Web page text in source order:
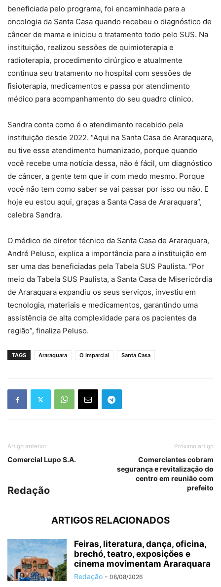
beneficiada pelo programa, foi encaminhada para a
oncologia da Santa Casa quando recebeu o diagnóstico de
câncer de mama e iniciou o tratamento todo pelo SUS. Na
instituição, realizou sessões de quimioterapia e
radioterapia, procedimento cirúrgico e atualmente
continua seu tratamento no hospital com sessões de
fisioterapia, medicamentos e passa por atendimento
médico para acompanhamento do seu quadro clínico.
Sandra conta como é o atendimento recebido pela
instituição desde 2022. “Aqui na Santa Casa de Araraquara,
eu tive esse atendimento humanizado, porque quando
você recebe uma notícia dessa, não é fácil, um diagnóstico
de câncer, a gente tem que ir com medo mesmo. Porque
você não tem como saber se vai passar por isso ou não. E
hoje eu estou aqui, graças a Santa Casa de Araraquara”,
celebra Sandra.
O médico de diretor técnico da Santa Casa de Araraquara,
André Peluso, explica a importância para a instituição em
ser uma das beneficiadas pela Tabela SUS Paulista. “Por
meio da Tabela SUS Paulista, a Santa Casa de Misericórdia
de Araraquara expandiu os seus serviços, investiu em
tecnologia, materiais e medicamentos, garantindo uma
assistência de alta complexidade para os pacientes da
região”, finaliza Peluso.
TAGS Araraquara O Imparcial Santa Casa
Artigo anterior
Comercial Lupo S.A.
Próximo artigo
Comerciantes cobram
segurança e revitalização do
centro em reunião com
prefeito
Redação
ARTIGOS RELACIONADOS
Feiras, literatura, dança, oficina,
brechó, teatro, exposições e
cinema movimentam Araraquara
Redação - 08/08/2026